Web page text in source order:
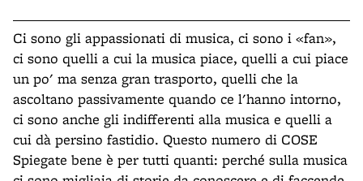
Ci sono gli appassionati di musica, ci sono i «fan»,
ci sono quelli a cui la musica piace, quelli a cui piace
un po' ma senza gran trasporto, quelli che la
ascoltano passivamente quando ce l'hanno intorno,
ci sono anche gli indifferenti alla musica e quelli a
cui dà persino fastidio. Questo numero di COSE
Spiegate bene è per tutti quanti: perché sulla musica